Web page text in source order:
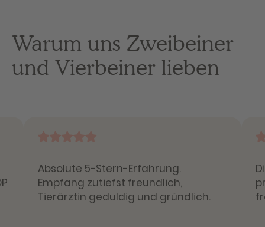
Warum uns Zweibeiner
und Vierbeiner lieben
Absolute 5-Stern-Erfahrung.
Empfang zutiefst freundlich,
Tierärztin geduldig und gründlich.